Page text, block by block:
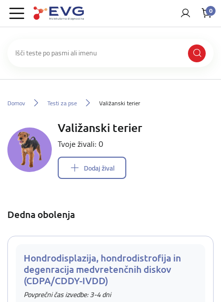
0
Domov Testi za pse Valižanski terier
Valižanski terier
Tvoje živali: 0
Dodaj žival
Dedna obolenja
Hondrodisplazija, hondrodistrofija in
degenracija medvretenčnih diskov
(CDPA/CDDY-IVDD)
Povprečni čas izvedbe: 3-4 dni